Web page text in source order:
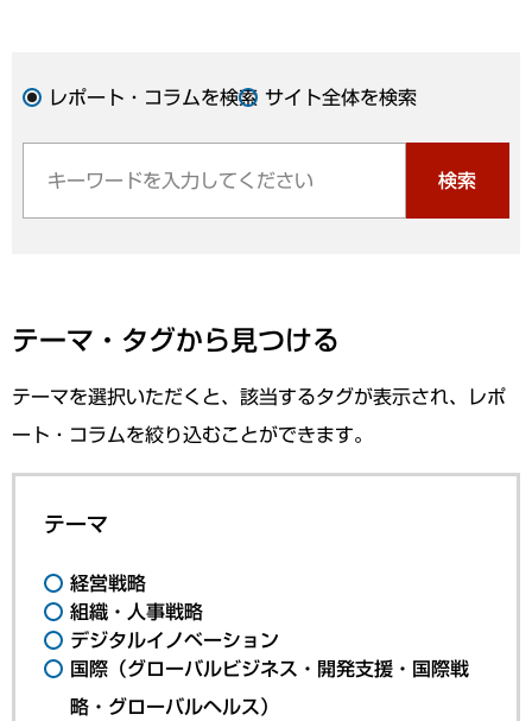
レポート・コラムを検索 サイト全体を検索
検索
テーマ・タグから見つける
テーマを選択いただくと、該当するタグが表示され、レポ
ート・コラムを絞り込むことができます。
テーマ
経営戦略
組織・人事戦略
デジタルイノベーション
国際（グローバルビジネス・開発支援・国際戦
略・グローバルヘルス）